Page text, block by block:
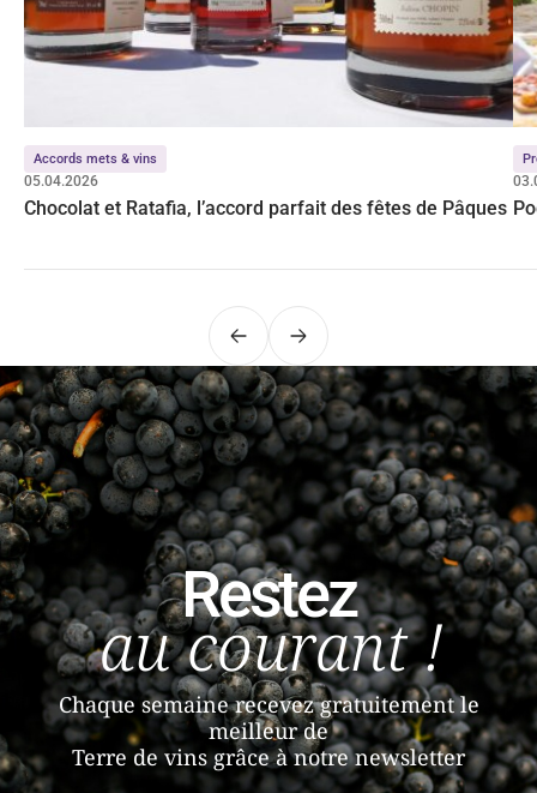
Accords mets & vins
05.04.2026
Chocolat et Ratafia, l’accord parfait des fêtes de Pâques
PrécédentSuivant
Restez
au courant !
Chaque semaine recevez gratuitement le
meilleur de
Terre de vins grâce à notre newsletter